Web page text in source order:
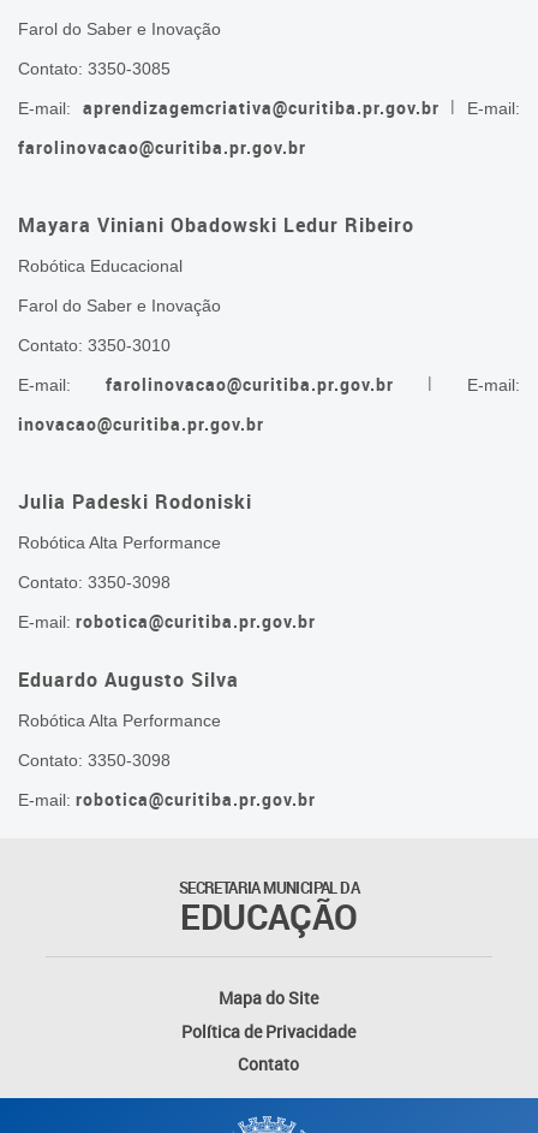
Farol do Saber e Inovação
Contato: 3350-3085
E-mail: aprendizagemcriativa@curitiba.pr.gov.br l E-mail:
farolinovacao@curitiba.pr.gov.br
Mayara Viniani Obadowski Ledur Ribeiro
Robótica Educacional
Farol do Saber e Inovação
Contato: 3350-3010
E-mail: farolinovacao@curitiba.pr.gov.br l E-mail:
inovacao@curitiba.pr.gov.br
Julia Padeski Rodoniski
Robótica Alta Performance
Contato: 3350-3098
E-mail: robotica@curitiba.pr.gov.br
Eduardo Augusto Silva
Robótica Alta Performance
Contato: 3350-3098
E-mail: robotica@curitiba.pr.gov.br
SECRETARIA MUNICIPAL DA
EDUCAÇÃO
Mapa do Site
Política de Privacidade
Contato